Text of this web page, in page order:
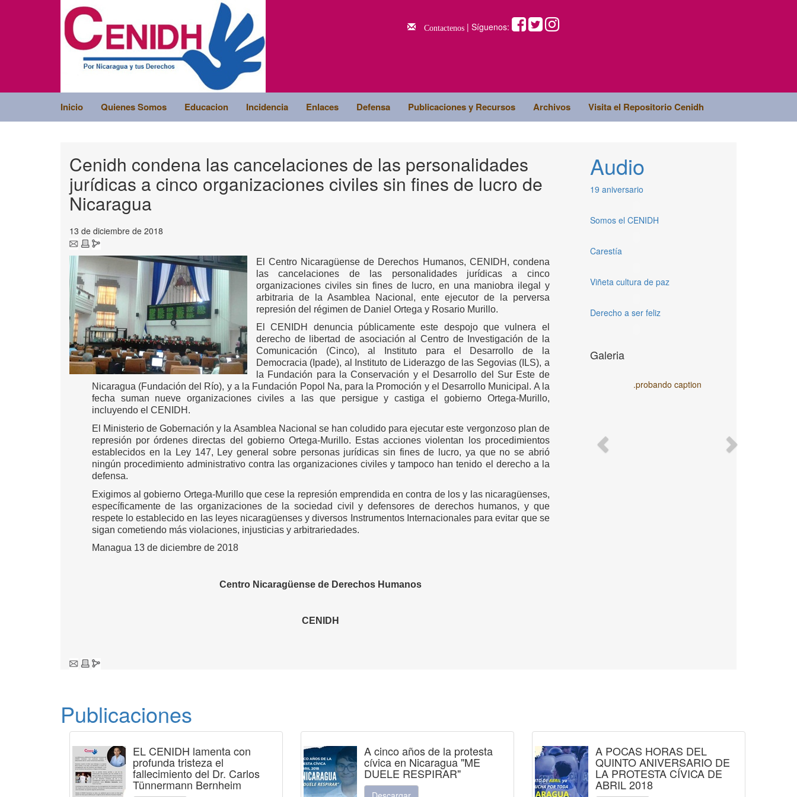
Contactenos | Síguenos:
Inicio Quienes Somos Educacion Incidencia Enlaces Defensa Publicaciones y Recursos Archivos Visita el Repositorio Cenidh
Cenidh condena las cancelaciones de las personalidades
jurídicas a cinco organizaciones civiles sin fines de lucro de
Nicaragua
13 de diciembre de 2018
El Centro Nicaragüense de Derechos Humanos, CENIDH, condena
las cancelaciones de las personalidades jurídicas a cinco
organizaciones civiles sin fines de lucro, en una maniobra ilegal y
arbitraria de la Asamblea Nacional, ente ejecutor de la perversa
represión del régimen de Daniel Ortega y Rosario Murillo.
El CENIDH denuncia públicamente este despojo que vulnera el
derecho de libertad de asociación al Centro de Investigación de la
Comunicación (Cinco), al Instituto para el Desarrollo de la
Democracia (Ipade), al Instituto de Liderazgo de las Segovias (ILS), a
la Fundación para la Conservación y el Desarrollo del Sur Este de
Nicaragua (Fundación del Río), y a la Fundación Popol Na, para la Promoción y el Desarrollo Municipal. A la
fecha suman nueve organizaciones civiles a las que persigue y castiga el gobierno Ortega-Murillo,
incluyendo el CENIDH.
El Ministerio de Gobernación y la Asamblea Nacional se han coludido para ejecutar este vergonzoso plan de
represión por órdenes directas del gobierno Ortega-Murillo. Estas acciones violentan los procedimientos
establecidos en la Ley 147, Ley general sobre personas jurídicas sin fines de lucro, ya que no se abrió
ningún procedimiento administrativo contra las organizaciones civiles y tampoco han tenido el derecho a la
defensa.
Exigimos al gobierno Ortega-Murillo que cese la represión emprendida en contra de los y las nicaragüenses,
específicamente de las organizaciones de la sociedad civil y defensores de derechos humanos, y que
respete lo establecido en las leyes nicaragüenses y diversos Instrumentos Internacionales para evitar que se
sigan cometiendo más violaciones, injusticias y arbitrariedades.
Managua 13 de diciembre de 2018
Centro Nicaragüense de Derechos Humanos
CENIDH
Audio
19 aniversario
Somos el CENIDH
Carestía
Viñeta cultura de paz
Derecho a ser feliz
Galeria
.probando caption
Previous
Publicaciones
EL CENIDH lamenta con
profunda tristeza el
fallecimiento del Dr. Carlos
Tünnermann Bernheim
A cinco años de la protesta
cívica en Nicaragua "ME
DUELE RESPIRAR"
A POCAS HORAS DEL
QUINTO ANIVERSARIO DE
LA PROTESTA CÍVICA DE
ABRIL 2018